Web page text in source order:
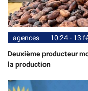
agences
10:24 - 13
Deuxième producteur
la production